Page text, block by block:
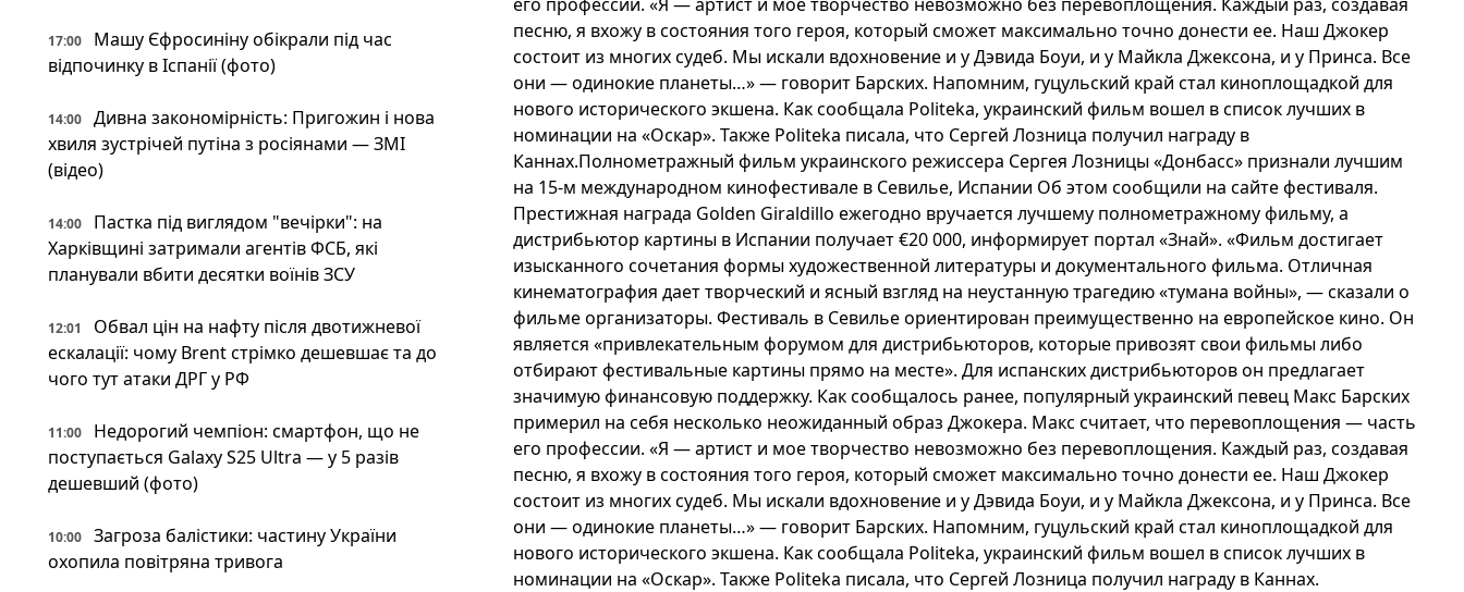
17:00
Машу Єфросиніну обікрали під час
відпочинку в Іспанії (фото)
14:00
Дивна закономірність: Пригожин і нова
хвиля зустрічей путіна з росіянами — ЗМІ
(відео)
14:00
Пастка під виглядом "вечірки": на
Харківщині затримали агентів ФСБ, які
планували вбити десятки воїнів ЗСУ
12:01
Обвал цін на нафту після двотижневої
ескалації: чому Brent стрімко дешевшає та до
чого тут атаки ДРГ у РФ
11:00
Недорогий чемпіон: смартфон, що не
поступається Galaxy S25 Ultra — у 5 разів
дешевший (фото)
10:00
Загроза балістики: частину України
охопила повітряна тривога
песню, я вхожу в состояния того героя, который сможет максимально точно донести ее. Наш Джокер
состоит из многих судеб. Мы искали вдохновение и у Дэвида Боуи, и у Майкла Джексона, и у Принса. Все
они — одинокие планеты…» — говорит Барских. Напомним, гуцульский край стал киноплощадкой для
нового исторического экшена. Как сообщала Politeka, украинский фильм вошел в список лучших в
номинации на «Оскар». Также Politeka писала, что Сергей Лозница получил награду в
Каннах.Полнометражный фильм украинского режиссера Сергея Лозницы «Донбасс» признали лучшим
на 15-м международном кинофестивале в Севилье, Испании Об этом сообщили на сайте фестиваля.
Престижная награда Golden Giraldillo ежегодно вручается лучшему полнометражному фильму, а
дистрибьютор картины в Испании получает €20 000, информирует портал «Знай». «Фильм достигает
изысканного сочетания формы художественной литературы и документального фильма. Отличная
кинематография дает творческий и ясный взгляд на неустанную трагедию «тумана войны», — сказали о
фильме организаторы. Фестиваль в Севилье ориентирован преимущественно на европейское кино. Он
является «привлекательным форумом для дистрибьюторов, которые привозят свои фильмы либо
отбирают фестивальные картины прямо на месте». Для испанских дистрибьюторов он предлагает
значимую финансовую поддержку. Как сообщалось ранее, популярный украинский певец Макс Барских
примерил на себя несколько неожиданный образ Джокера. Макс считает, что перевоплощения — часть
его профессии. «Я — артист и мое творчество невозможно без перевоплощения. Каждый раз, создавая
песню, я вхожу в состояния того героя, который сможет максимально точно донести ее. Наш Джокер
состоит из многих судеб. Мы искали вдохновение и у Дэвида Боуи, и у Майкла Джексона, и у Принса. Все
они — одинокие планеты…» — говорит Барских. Напомним, гуцульский край стал киноплощадкой для
нового исторического экшена. Как сообщала Politeka, украинский фильм вошел в список лучших в
номинации на «Оскар». Также Politeka писала, что Сергей Лозница получил награду в Каннах.